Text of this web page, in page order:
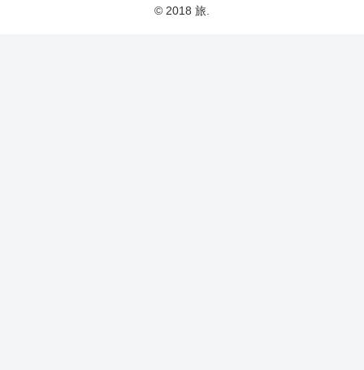
© 2018 旅.